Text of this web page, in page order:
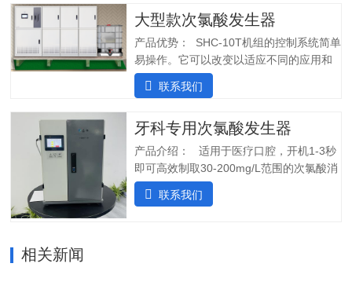
装完毕二、产品特点：1.自主研发：可满
足客户个性化定制需求；2.高度集成系
统：前置水预处理系统搭配RO反渗透系
统，一体化集成;3.PLC控制:在线显示浓
度、ph值、氧化还原电位ORP等指标;4.安
操作简单:操作界面简单清晰，无需培训；
守，远程操作，实时显示；三、产品使用
场景：…
大型款次氯酸发生器
产品优势： SHC-10T机组的控制系统简单
易操作。它可以改变以适应不同的应用和
条件。液压部分安装了一个流量控制器，
用于在供水中断时关闭SHINE装置，并在
确保在任何给定时间提供所需的剂量。外
壳由非腐蚀性材料制成。管子和连接器采
用进口氟胶管，对腐蚀性溶液具有很强的
抵抗力。所有输入和输出连接器都位于外
壳的侧面，以便方便地放置设备。带有电
联系我们
牙科专用次氯酸发生器
产品介绍： 适用于医疗口腔，开机1-3秒
即可高效制取30-200mg/L范围的次氯酸消
毒水；使用口腔水路消毒一体机生成的微
酸性电解次氯酸水，作为口腔治疗台的牙
联系我们
相关新闻